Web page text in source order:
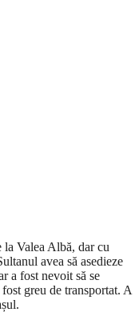
la Valea Albă, dar cu
avea să asedieze
a fost nevoit să se
greu de transportat. A